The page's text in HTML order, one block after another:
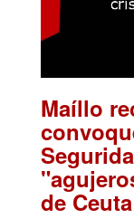
Maíllo
de Ceuta